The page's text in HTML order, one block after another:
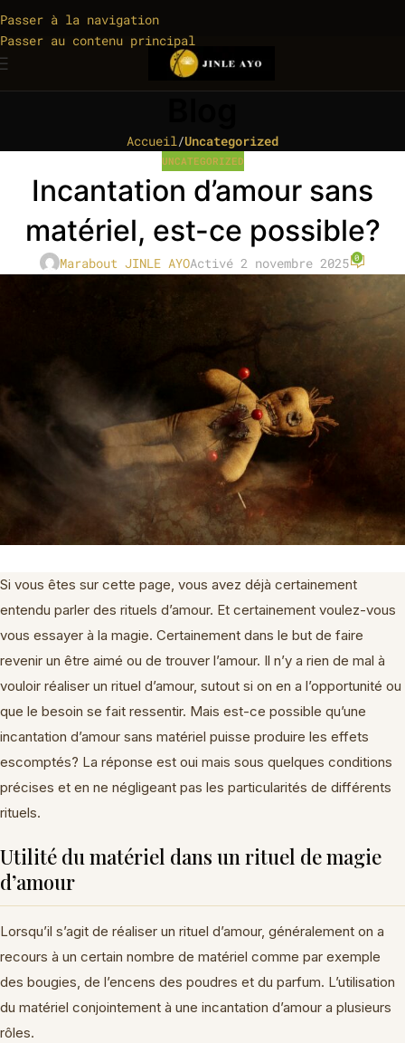
Passer à la navigation
Passer au contenu principal
Accueil/Uncategorized
UNCATEGORIZED
Incantation d’amour sans
matériel, est-ce possible?
Marabout JINLE AYOActivé 2 novembre 2025 0
Si vous êtes sur cette page, vous avez déjà certainement
entendu parler des rituels d’amour. Et certainement voulez-vous
vous essayer à la magie. Certainement dans le but de faire
revenir un être aimé ou de trouver l’amour. Il n’y a rien de mal à
vouloir réaliser un rituel d’amour, sutout si on en a l’opportunité ou
que le besoin se fait ressentir. Mais est-ce possible qu’une
incantation d’amour sans matériel puisse produire les effets
escomptés? La réponse est oui mais sous quelques conditions
précises et en ne négligeant pas les particularités de différents
rituels.
Utilité du matériel dans un rituel de magie
d’amour
Lorsqu’il s’agit de réaliser un rituel d’amour, généralement on a
recours à un certain nombre de matériel comme par exemple
des bougies, de l’encens des poudres et du parfum. L’utilisation
du matériel conjointement à une incantation d’amour a plusieurs
rôles.